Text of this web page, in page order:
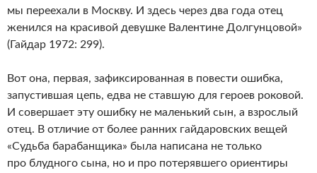
мы переехали в Москву. И здесь через два года отец
женился на красивой девушке Валентине Долгунцовой»
(Гайдар 1972: 299).
Вот она, первая, зафиксированная в повести ошибка,
запустившая цепь, едва не ставшую для героев роковой.
И совершает эту ошибку не маленький сын, а взрослый
отец. В отличие от более ранних гайдаровских вещей
«Судьба барабанщика» была написана не только
про блудного сына, но и про потерявшего ориентиры